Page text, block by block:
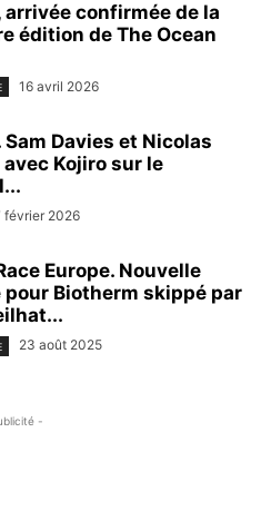
arrivée confirmée de la
édition de The Ocean
16 avril 2026
Sam Davies et Nicolas
Kojiro sur le
février 2026
Europe. Nouvelle
Biotherm skippé par
23 août 2025
-